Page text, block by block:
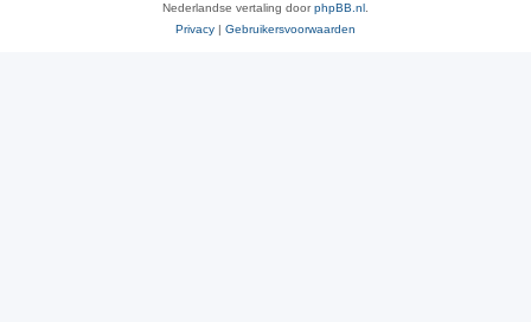
Nederlandse vertaling doorphpBB.nl
Privacy | Gebruikersvoorwaarden